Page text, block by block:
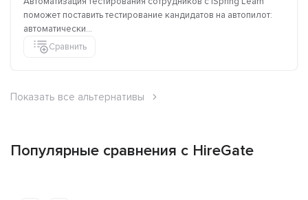
поможет поставить тестирование кандидатов на автопилот:
автоматически...
Сравнить
Показать все альтернативы
Популярные сравнения с HireGate